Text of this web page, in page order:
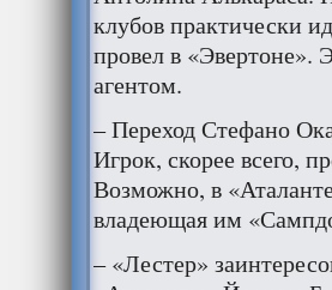
клубов практически
провел в «Эвертоне».
агентом.
– Переход Стефано
Игрок, скорее всего,
Возможно, в
владеющая им
– «Лестер»